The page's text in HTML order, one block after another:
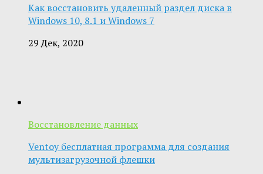
Как восстановить удаленный раздел диска в
Windows 10, 8.1 и Windows 7
29 Дек, 2020
Восстановление данных
Ventoy бесплатная программа для создания
мультизагрузочной флешки